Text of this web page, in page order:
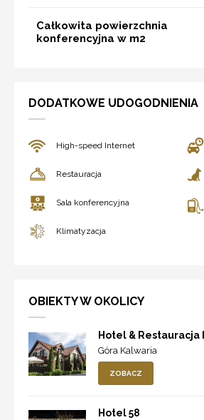
Całkowita powierzchnia
konferencyjna w m2
DODATKOWE UDOGODNIENIA
High-speed Internet
Restauracja
Sala konferencyjna
Klimatyzacja
OBIEKTY W OKOLICY
Hotel & Restauracja
Góra Kalwaria
ZOBACZ
Hotel 58